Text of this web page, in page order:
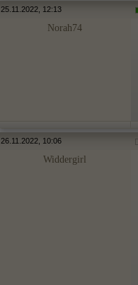
25.11.2022, 12:13
Norah74
26.11.2022, 10:06
Widdergirl